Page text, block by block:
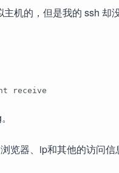
机的，但是我的 ssh
receive
器、ip和其他的访问信